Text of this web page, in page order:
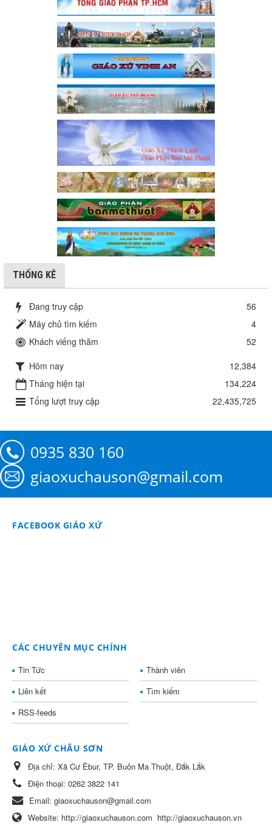
THỐNG KÊ
Đang truy cập
56
Máy chủ tìm kiếm
4
Khách viếng thăm
52
Hôm nay
12,384
Tháng hiện tại
134,224
Tổng lượt truy cập
22,435,725
0935 830 160
giaoxuchauson@gmail.com
FACEBOOK GIÁO XỨ
CÁC CHUYÊN MỤC CHÍNH
Tin Tức
Thành viên
Liên kết
Tìm kiếm
RSS-feeds
GIÁO XỨ CHÂU SƠN
Địa chỉ: Xã Cư Êbur, TP. Buôn Ma Thuột, Đắk Lắk
Điện thoại: 0262 3822 141
Email: giaoxuchauson@gmail.com
Website: http://giaoxuchauson.com http://giaoxuchauson.vn